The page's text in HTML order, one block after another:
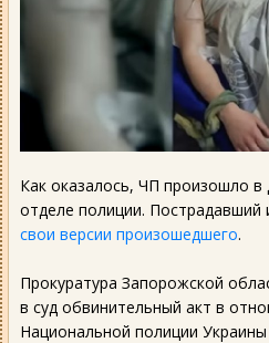
Как оказалось, ЧП произошло
отделе полиции. Пострадавший
свои версии произошедшего.
Прокуратура Запорожской
в суд обвинительный акт в
Национальной полиции